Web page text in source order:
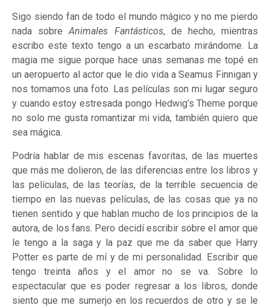
Sigo siendo fan de todo el mundo mágico y no me pierdo
nada sobreAnimales Fantásticos, de hecho, mientras
escribo este texto tengo a un escarbato mirándome. La
magia me sigue porque hace unas semanas me topé en
un aeropuerto al actor que le dio vida a Seamus Finnigan y
nos tomamos una foto. Las películas son mi lugar seguro
y cuando estoy estresada pongo Hedwig’s Theme porque
no solo me gusta romantizar mi vida, también quiero que
sea mágica.
Podría hablar de mis escenas favoritas, de las muertes
que más me dolieron, de las diferencias entre los libros y
las películas, de las teorías, de la terrible secuencia de
tiempo en las nuevas películas, de las cosas que ya no
tienen sentido y que hablan mucho de los principios de la
autora, de los fans. Pero decidí escribir sobre el amor que
le tengo a la saga y la paz que me da saber que Harry
Potter es parte de mí y de mi personalidad. Escribir que
tengo treinta años y el amor no se va. Sobre lo
espectacular que es poder regresar a los libros, donde
siento que me sumerjo en los recuerdos de otro y se le